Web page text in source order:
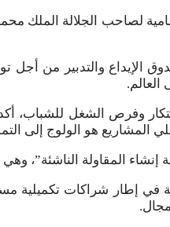
لصاحب الجلالة
الإيداع والتدبير من
وفرص الشغل
المشاريع هو الولوج إلى
إنشاء المقاولة
في إطار شراكات تكميلية